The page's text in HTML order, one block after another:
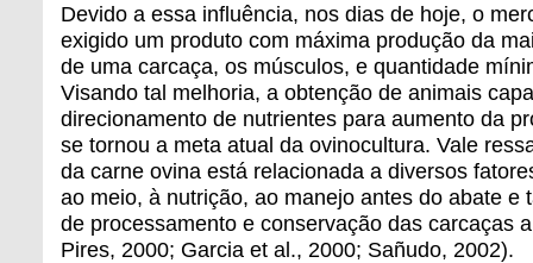
Devido a essa influência, nos dias de hoje, o
exigido um produto com máxima produção da
de uma carcaça, os músculos, e quantidade
Visando tal melhoria, a obtenção de animais
direcionamento de nutrientes para aumento da
se tornou a meta atual da ovinocultura. Vale
da carne ovina está relacionada a diversos
ao meio, à nutrição, ao manejo antes do abate e
de processamento e conservação das carcaças
Pires, 2000; Garcia et al., 2000; Sañudo, 2002).